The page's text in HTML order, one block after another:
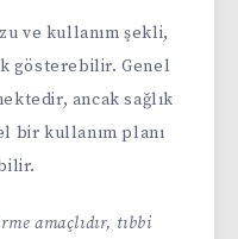
ve kullanım şekli,
gösterebilir. Genel
ancak sağlık
bir kullanım planı
amaçlıdır, tıbbi